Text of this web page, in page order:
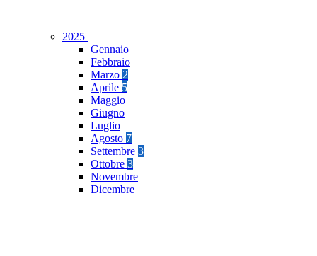
2025
Gennaio
Febbraio
Marzo 2
Aprile 5
Maggio
Giugno
Luglio
Agosto 7
Settembre 3
Ottobre 3
Novembre
Dicembre